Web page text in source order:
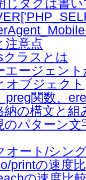
じタグは書
注意点
クラスとは
エージェン
オブジェクト
preg関数、
納の構文と
のパターン
オート/シン
printの速度